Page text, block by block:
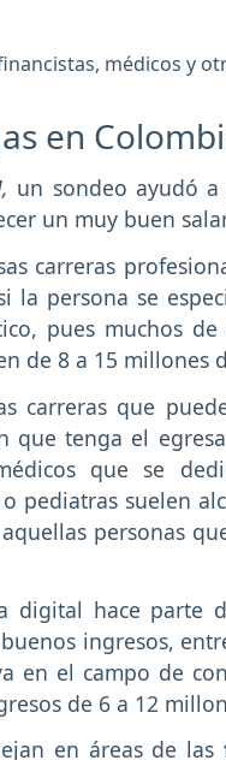
médicos y
en
un sondeo ayudó a
un muy buen
carreras
la persona se
pues muchos
de 8 a 15 millones
carreras que
que tenga el
que se
pediatras suelen
personas
digital hace parte
ingresos,
en el campo de
de 6 a 12
en áreas de las